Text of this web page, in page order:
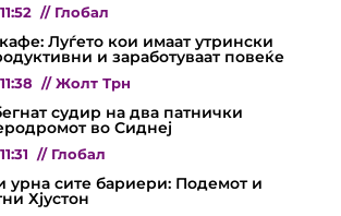
11:52 // Глобал
Луѓето кои имаат утрински
и заработуваат повеќе
11:38 // Жолт Трн
судир на два патнички
во Сиднеј
11:31 // Глобал
урна сите бариери: Подемот и
Хјустон